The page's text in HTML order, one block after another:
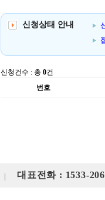
신청상태 안내
신청건수 : 총 0건
번호
대표전화 : 1533-